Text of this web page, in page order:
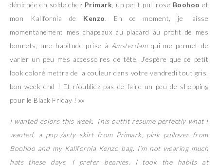
dénichée en solde chez Primark, un petit pull rose Boohoo et
mon Kalifornia de Kenzo. En ce moment, je laisse
momentanément mes chapeaux au placard au profit de mes
bonnets, une habitude prise à Amsterdamqui me permet de
varier un peu mes accessoires de tête. J’espère que ce petit
look coloré mettra de la couleur dans votre vendredi tout gris,
bon week end ! Et n’oubliez pas de faire un peu de shopping
pour le Black Friday ! xx
I wanted colors this week. This outfit resume perfectly what I
wanted, a pop /arty skirt from Primark, pink pullover from
Boohoo and my Kalifornia Kenzo bag. I’m not wearing much
hats these days, I prefer beanies. I took the habits at